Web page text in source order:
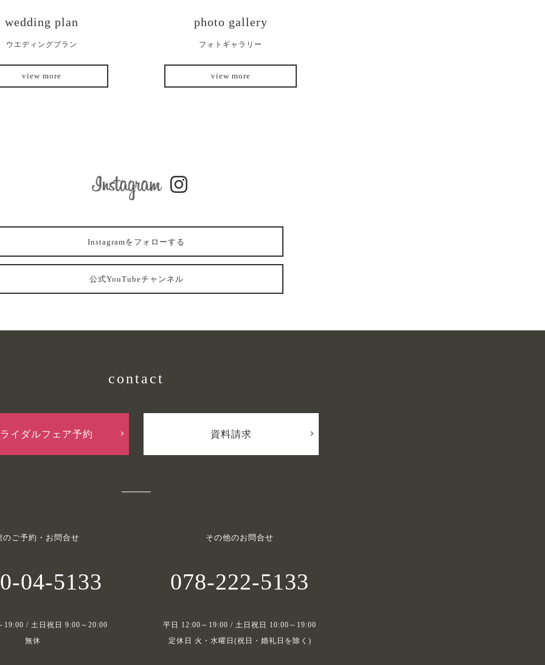
wedding plan
ウエディングプラン
view more
photo gallery
フォトギャラリー
view more
Instagramをフォローする
公式YouTubeチャンネル
contact
イダルフェア予約 資料請求
のご予約・お問合せ
04-5133
19:00 / 土日祝日 9:00～20:00
無休
その他のお問合せ
078-222-5133
平日 12:00～19:00 / 土日祝日 10:00～19:00
定休日 火・水曜日(祝日・婚礼日を除く)